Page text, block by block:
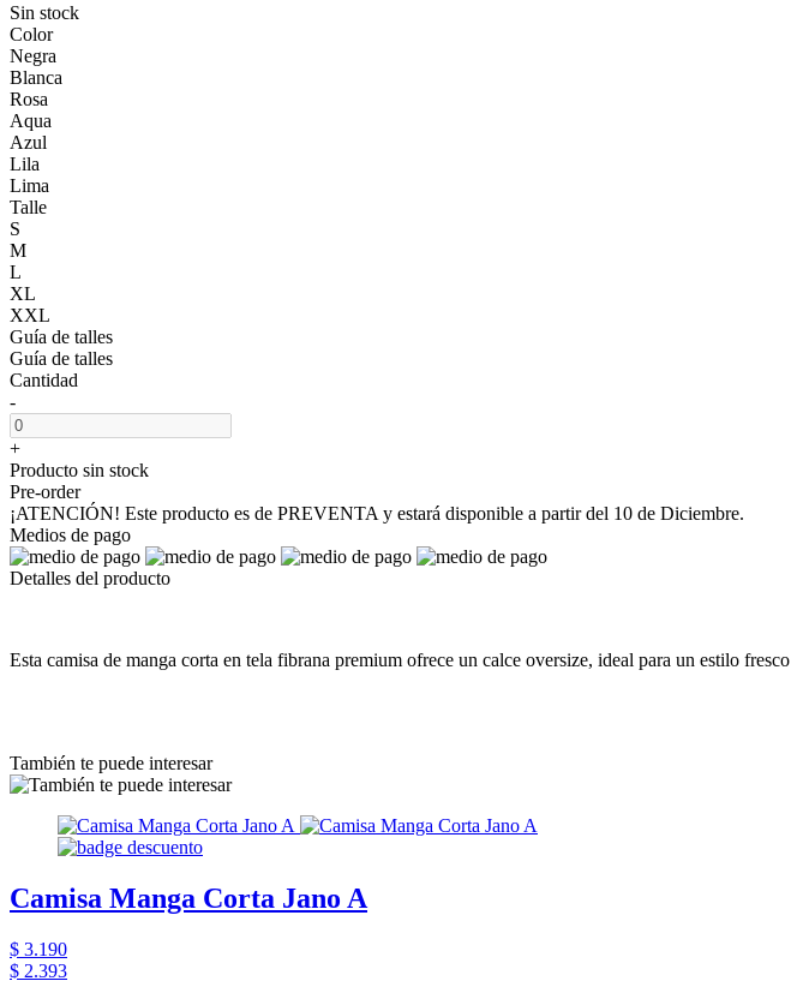
Sin stock
Color
Negra
Blanca
Rosa
Aqua
Azul
Lila
Lima
Talle
S
M
L
XL
XXL
Guía de talles
Guía de talles
Cantidad
-
+
Producto sin stock
Pre-order
¡ATENCIÓN! Este producto es de PREVENTA y estará disponible a partir del 10 de Diciembre.
Medios de pago
Detalles del producto
Esta camisa de manga corta en tela fibrana premium ofrece un calce oversize, ideal para un estilo
También te puede interesar
Camisa Manga Corta Jano A
$ 3.190
$ 2.393